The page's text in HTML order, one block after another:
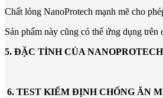
Chất lỏng NanoProtech mạnh mẽ cho
Sản phẩm này cũng có thể ứng dụng
5. ĐẶC TÍNH CỦA NANOPROTECH
6. TEST KIỂM ĐỊNH CHỐNG ĂN